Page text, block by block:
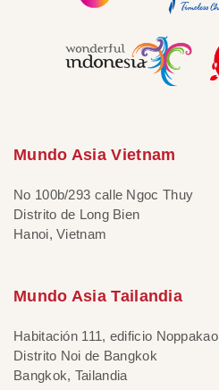
Mundo Asia Vietnam
No 100b/293 calle Ngoc Thuy
Distrito de Long Bien
Hanoi, Vietnam
Mundo Asia Tailandia
Habitación 111, edificio Noppakao
Distrito Noi de Bangkok
Bangkok, Tailandia